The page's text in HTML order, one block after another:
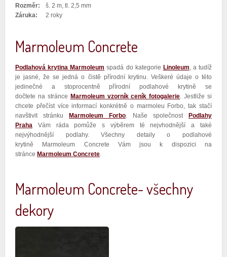
Rozměr:
š. 2 m, tl. 2,5 mm
Záruka:
2 roky
Marmoleum Concrete
Podlahová krytina Marmoleum spadá do kategorie Linoleum, a tudíž
je jasné, že se jedná o čistě přírodní krytinu. Veškeré údaje o této
jedinečné a stoprocentně přírodní podlahové krytině se
dočtete na stránce Marmoleum vzorník ceník fotogalerie. Jestliže si
chcete přečíst více informací konkrétně o marmoleu Forbo, tak stačí
navštivit stránku
Marmoleum Forbo. Naše společnost
Podlahy
Praha Vám ráda pomůže s výběrem té nejvhodnější a také
nejvýhodnější podlahy. Všechny detaily o podlahové
krytině Marmoleum Concrete Vám jsou k dispozici na
stránce Marmoleum Concrete.
Marmoleum Concrete- všechny
dekory